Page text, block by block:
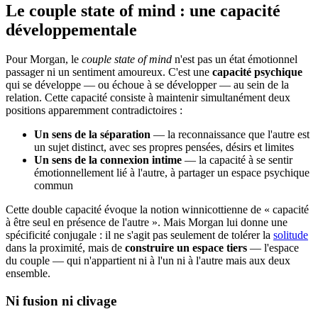
Le couple state of mind : une capacité
développementale
Pour Morgan, le couple state of mind n'est pas un état émotionnel
passager ni un sentiment amoureux. C'est une capacité psychique
qui se développe — ou échoue à se développer — au sein de la
relation. Cette capacité consiste à maintenir simultanément deux
positions apparemment contradictoires :
Un sens de la séparation — la reconnaissance que l'autre est
un sujet distinct, avec ses propres pensées, désirs et limites
Un sens de la connexion intime — la capacité à se sentir
émotionnellement lié à l'autre, à partager un espace psychique
commun
Cette double capacité évoque la notion winnicottienne de « capacité
à être seul en présence de l'autre ». Mais Morgan lui donne une
spécificité conjugale : il ne s'agit pas seulement de tolérer la solitude
dans la proximité, mais de construire un espace tiers — l'espace
du couple — qui n'appartient ni à l'un ni à l'autre mais aux deux
ensemble.
Ni fusion ni clivage